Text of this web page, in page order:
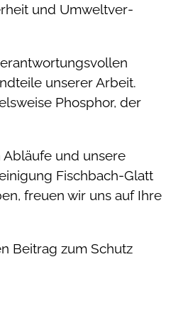
und Umwelt­ver­
unserer Arbeit.
Phosphor, der
Abläufe und unsere
Fischbach-Glatt
freuen wir uns auf Ihre
Beitrag zum Schutz